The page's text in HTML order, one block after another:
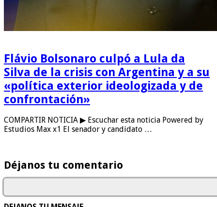
Flávio Bolsonaro culpó a Lula da
Silva de la crisis con Argentina y a su
«política exterior ideologizada y de
confrontación»
COMPARTIR NOTICIA ▶ Escuchar esta noticia Powered by
Estudios Max x1 El senador y candidato …
Déjanos tu comentario